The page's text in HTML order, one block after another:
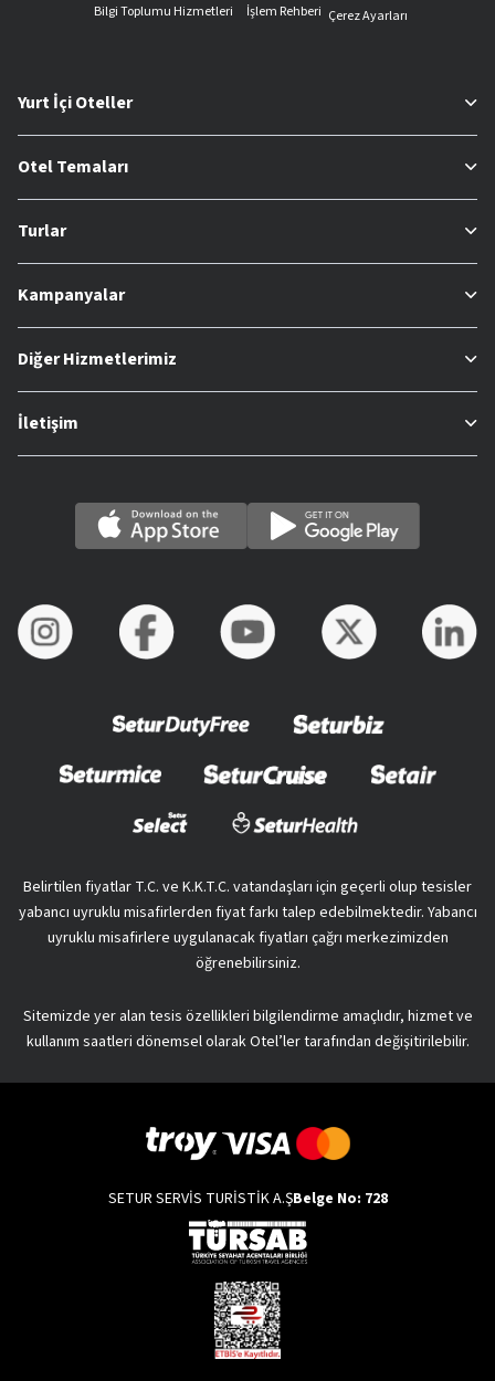
Bilgi Toplumu Hizmetleri
İşlem Rehberi Çerez Ayarları
Yurt İçi Oteller
Otel Temaları
Turlar
Kampanyalar
Diğer Hizmetlerimiz
İletişim
Belirtilen fiyatlar T.C. ve K.K.T.C. vatandaşları için geçerli olup tesisler
yabancı uyruklu misafirlerden fiyat farkı talep edebilmektedir. Yabancı
uyruklu misafirlere uygulanacak fiyatları çağrı merkezimizden
öğrenebilirsiniz.
Sitemizde yer alan tesis özellikleri bilgilendirme amaçlıdır, hizmet ve
kullanım saatleri dönemsel olarak Otel’ler tarafından değişitirilebilir.
SETUR SERVİS TURİSTİK A.ŞBelge No: 728